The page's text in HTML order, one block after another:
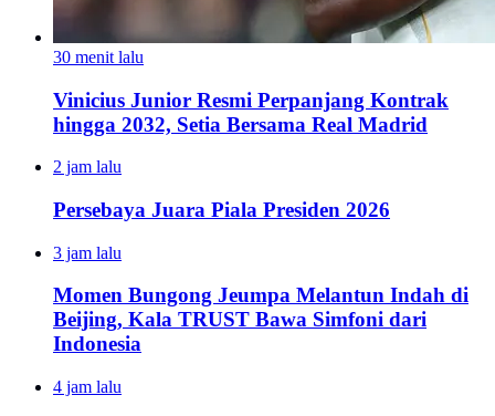
30 menit lalu
Vinicius Junior Resmi Perpanjang Kontrak
hingga 2032, Setia Bersama Real Madrid
2 jam lalu
Persebaya Juara Piala Presiden 2026
3 jam lalu
Momen Bungong Jeumpa Melantun Indah di
Beijing, Kala TRUST Bawa Simfoni dari
Indonesia
4 jam lalu